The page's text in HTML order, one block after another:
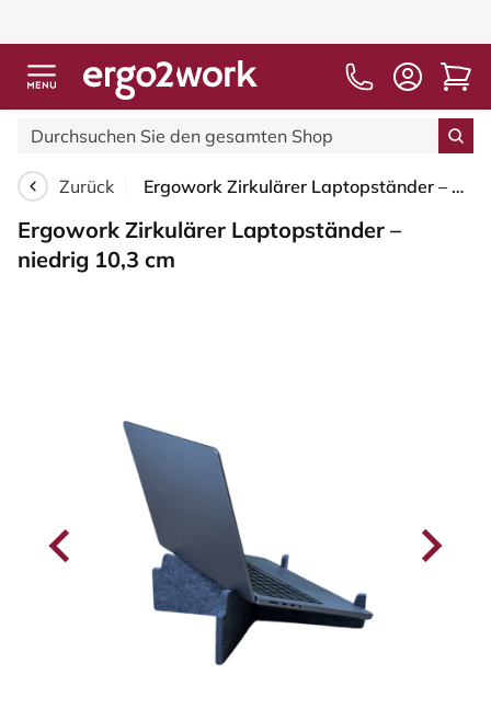
Zurück Ergowork Zirkulärer Laptopständer – niedrig 10,3 cm
Ergowork Zirkulärer Laptopständer –
niedrig 10,3 cm